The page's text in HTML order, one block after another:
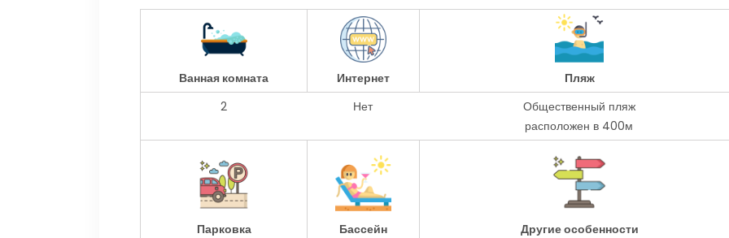
Ванная комната Интернет
Пляж
2
Нет
Общественный пляж
расположен в 400м
Парковка Бассейн Другие особенности